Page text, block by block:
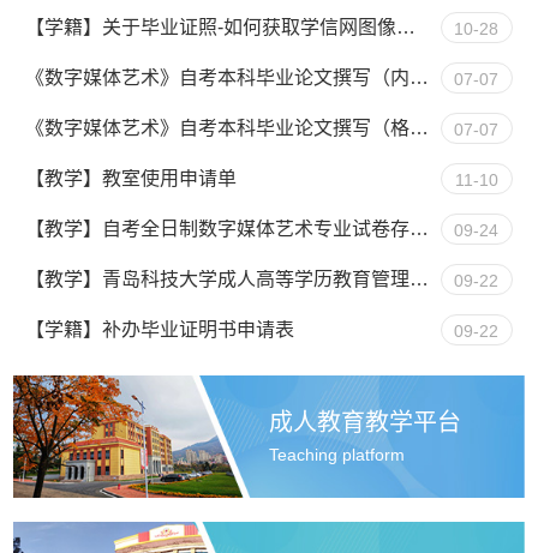
【学籍】关于毕业证照-如何获取学信网图像采集码（操作1） 10-28
《数字媒体艺术》自考本科毕业论文撰写（内容方面）要求 07-07
《数字媒体艺术》自考本科毕业论文撰写（格式方面）要求 07-07
【教学】教室使用申请单 11-10
【教学】自考全日制数字媒体艺术专业试卷存档材料 09-24
【教学】青岛科技大学成人高等学历教育管理平台成绩录入操作说明 09-22
【学籍】补办毕业证明书申请表 09-22
成人教育教学平台
Teaching platform